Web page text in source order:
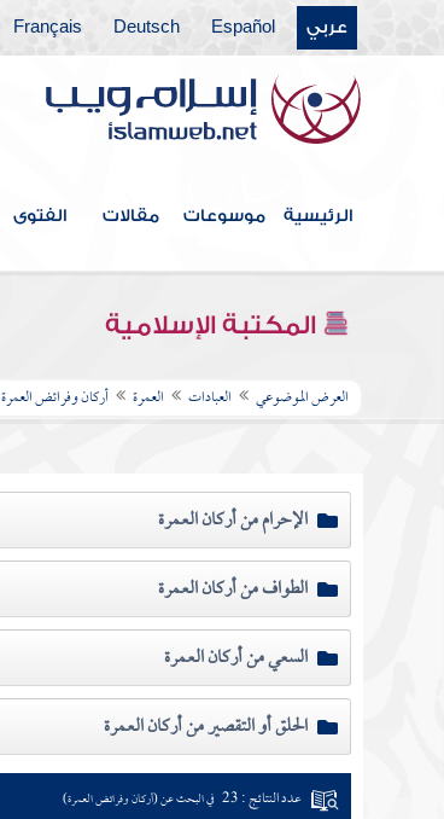
عربي Español
Deutsch
Français
الرئيسية موسوعات مقالات الفتوى
المكتبة الإسلامية
العرض الموضوعي العبادات العمرة أركان وفرائض العمرة
الإحرام من أركان العمرة
الطواف من أركان العمرة
السعي من أركان العمرة
الحلق أو التقصير من أركان العمرة
عدد النتائج : 23 في البحث عن (أركان وفرائض العمرة)